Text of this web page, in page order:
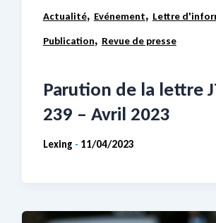
Actualité, Evénement, Lettre
Publication, Revue de presse
Parution de la lettre
239 – Avril 2023
Lexing - 11/04/2023